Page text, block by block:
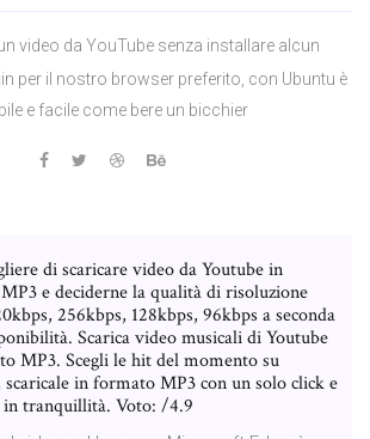
video da YouTube senza installare alcun
per il nostro browser preferito, con Ubuntu è
e facile come bere un bicchier
di scaricare video da Youtube in
e deciderne la qualità di risoluzione
256kbps, 128kbps, 96kbps a seconda
Scarica video musicali di Youtube
MP3. Scegli le hit del momento su
scaricale in formato MP3 con un solo click e
in tranquillità. Voto: /4.9